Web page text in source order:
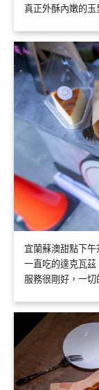
真正外酥內嫩的玉
宜蘭蘇澳甜點下
一直吃的達克瓦茲
服務很剛好，一切